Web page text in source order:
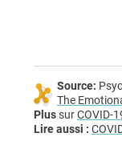
Source:
The
PlussurCOVID-
Lire aussi :